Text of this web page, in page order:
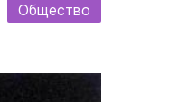
Общество